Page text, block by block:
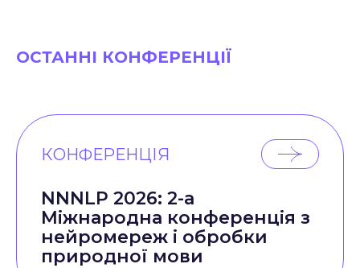
ОСТАННІ КОНФЕРЕНЦІЇ
КОНФЕРЕНЦІЯ
NNNLP 2026: 2-а
Міжнародна конференція з
нейромереж і обробки
природної мови